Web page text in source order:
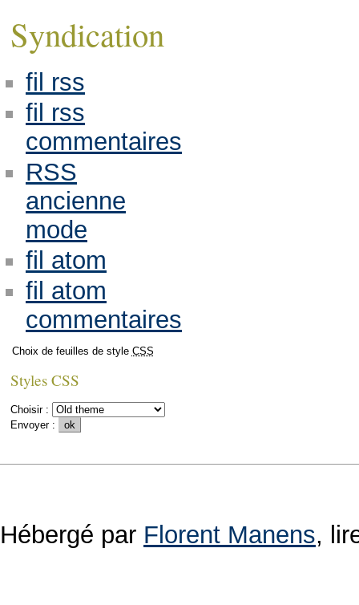
Syndication
fil rss
fil rss
commentaires
RSS
ancienne
mode
fil atom
fil atom
commentaires
Choix de feuilles de style CSS
Styles CSS
Choisir :
Envoyer :
Hébergé par Florent Manens,